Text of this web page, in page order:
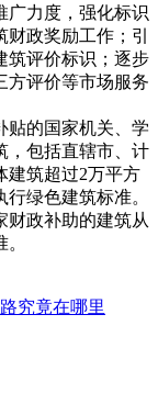
广力度，强化标识
政奖励工作；引
筑评价标识；逐步
方评价等市场服务
的国家机关、学
，包括直辖市、计
建筑超过2万平方
绿色建筑标准。
财政补助的建筑从
究竟在哪里